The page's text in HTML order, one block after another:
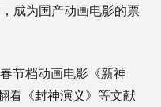
成为国产动画电影的票
春节档动画电影《新神
看《封神演义》等文献